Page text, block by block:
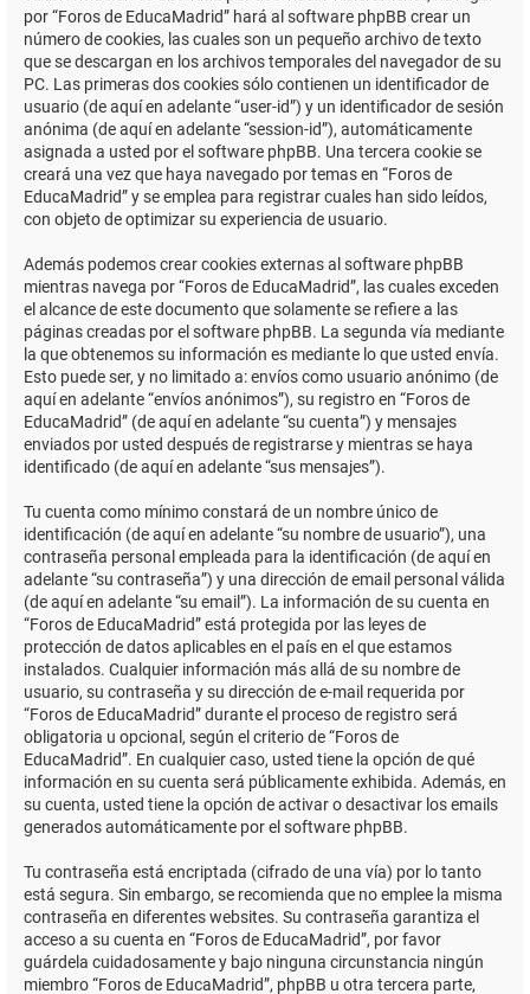
por “Foros de EducaMadrid” hará al software phpBB crear un
número de cookies, las cuales son un pequeño archivo de texto
que se descargan en los archivos temporales del navegador de su
PC. Las primeras dos cookies sólo contienen un identificador de
usuario (de aquí en adelante “user-id”) y un identificador de sesión
anónima (de aquí en adelante “session-id”), automáticamente
asignada a usted por el software phpBB. Una tercera cookie se
creará una vez que haya navegado por temas en “Foros de
EducaMadrid” y se emplea para registrar cuales han sido leídos,
con objeto de optimizar su experiencia de usuario.
Además podemos crear cookies externas al software phpBB
mientras navega por “Foros de EducaMadrid”, las cuales exceden
el alcance de este documento que solamente se refiere a las
páginas creadas por el software phpBB. La segunda vía mediante
la que obtenemos su información es mediante lo que usted envía.
Esto puede ser, y no limitado a: envíos como usuario anónimo (de
aquí en adelante “envíos anónimos”), su registro en “Foros de
EducaMadrid” (de aquí en adelante “su cuenta”) y mensajes
enviados por usted después de registrarse y mientras se haya
identificado (de aquí en adelante “sus mensajes”).
Tu cuenta como mínimo constará de un nombre único de
identificación (de aquí en adelante “su nombre de usuario”), una
contraseña personal empleada para la identificación (de aquí en
adelante “su contraseña”) y una dirección de email personal válida
(de aquí en adelante “su email”). La información de su cuenta en
“Foros de EducaMadrid” está protegida por las leyes de
protección de datos aplicables en el país en el que estamos
instalados. Cualquier información más allá de su nombre de
usuario, su contraseña y su dirección de e-mail requerida por
“Foros de EducaMadrid” durante el proceso de registro será
obligatoria u opcional, según el criterio de “Foros de
EducaMadrid”. En cualquier caso, usted tiene la opción de qué
información en su cuenta será públicamente exhibida. Además, en
su cuenta, usted tiene la opción de activar o desactivar los emails
generados automáticamente por el software phpBB.
Tu contraseña está encriptada (cifrado de una vía) por lo tanto
está segura. Sin embargo, se recomienda que no emplee la misma
contraseña en diferentes websites. Su contraseña garantiza el
acceso a su cuenta en “Foros de EducaMadrid”, por favor
guárdela cuidadosamente y bajo ninguna circunstancia ningún
miembro “Foros de EducaMadrid”, phpBB u otra tercera parte,